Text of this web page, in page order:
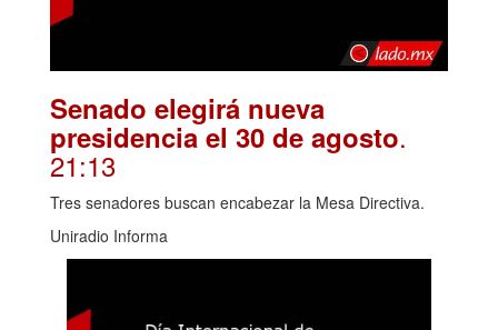
Senado elegirá nueva
presidencia el 30 de agosto.
21:13
Tres senadores buscan encabezar la Mesa Directiva.
Uniradio Informa